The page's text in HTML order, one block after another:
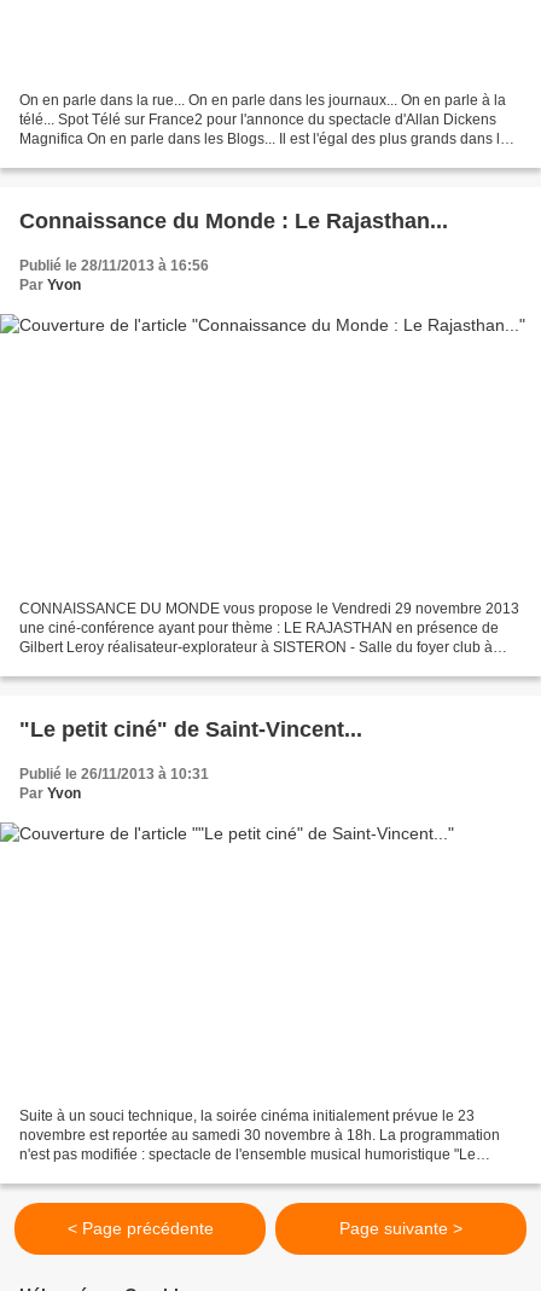
On en parle dans la rue... On en parle dans les journaux... On en parle à la
télé... Spot Télé sur France2 pour l'annonce du spectacle d'Allan Dickens
Magnifica On en parle dans les Blogs... Il est l'égal des plus grands dans le
Connaissance du Monde : Le Rajasthan...
Publié le 28/11/2013 à 16:56
Par Yvon
CONNAISSANCE DU MONDE vous propose le Vendredi 29 novembre 2013
une ciné-conférence ayant pour thème : LE RAJASTHAN en présence de
Gilbert Leroy réalisateur-explorateur à SISTERON - Salle du foyer club à
"Le petit ciné" de Saint-Vincent...
Publié le 26/11/2013 à 10:31
Par Yvon
Suite à un souci technique, la soirée cinéma initialement prévue le 23
novembre est reportée au samedi 30 novembre à 18h. La programmation
n'est pas modifiée : spectacle de l'ensemble musical humoristique "Le
< Page précédente Page suivante >